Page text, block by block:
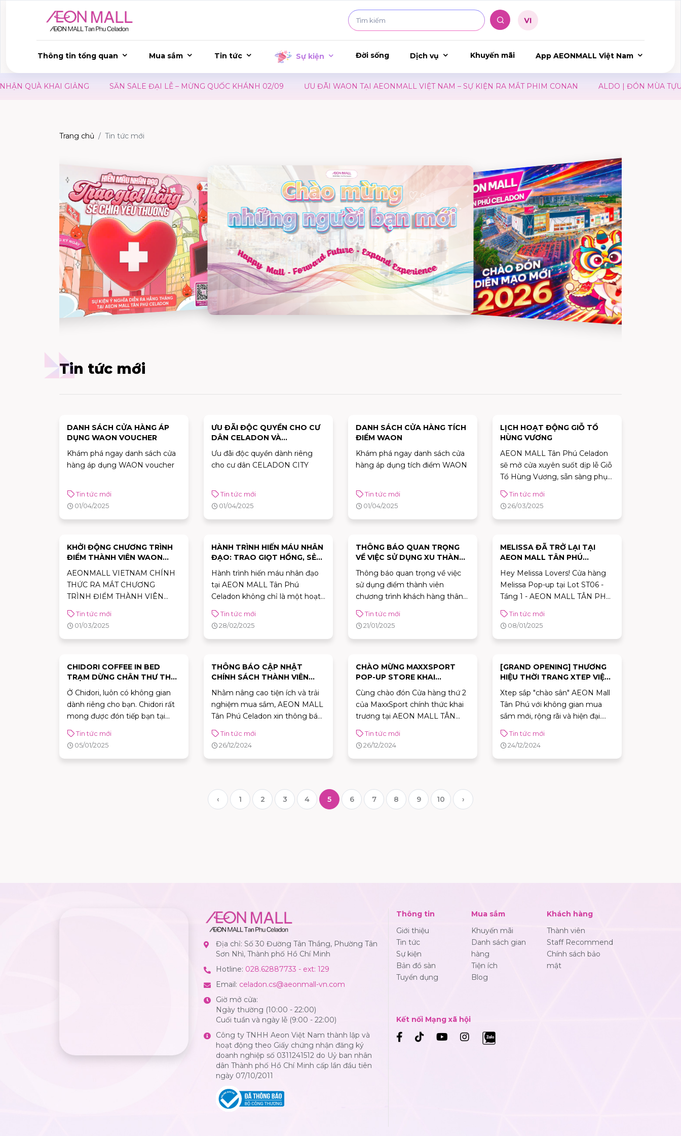
Thông tin tổng quan Mua sắm Tin tức Sự kiện Đời sống Dịch vụ Khuyến mãi App AEONMALL Việt Nam
KHAI GIẢNG SĂN SALE ĐẠI LỄ – MỪNG QUỐC KHÁNH 02/09 ƯU ĐÃI WAON TẠI AEONMALL VIỆT NAM – SỰ KIỆN RA MẮT PHIM CONAN ALDO | ĐÓN MÙA TỰU
Trang chủ Tin tức mới
Tin tức mới
DANH SÁCH CỬA HÀNG ÁP
DỤNG WAON VOUCHER
Khám phá ngay danh sách cửa
hàng áp dụng WAON voucher
Tin tức mới
01/04/2025
ƯU ĐÃI ĐỘC QUYỀN CHO CƯ
DÂN CELADON VÀ
OFFICEHAUS | TỪ 01.04.2025
- 30.06.2025 TẠI AEON MALL
TÂN PHÚ CELADON
Ưu đãi độc quyền dành riêng
cho cư dân CELADON CITY
Tin tức mới
01/04/2025
DANH SÁCH CỬA HÀNG TÍCH
ĐIỂM WAON
Khám phá ngay danh sách cửa
hàng áp dụng tích điểm WAON
Tin tức mới
01/04/2025
LỊCH HOẠT ĐỘNG GIỖ TỔ
HÙNG VƯƠNG
AEON MALL Tân Phú Celadon
sẽ mở cửa xuyên suốt dịp lễ Giỗ
Tổ Hùng Vương, sẵn sàng phục
vụ nhu cầu mua sắm, giải trí và
ăn uống của bạn.
Tin tức mới
26/03/2025
KHỞI ĐỘNG CHƯƠNG TRÌNH
ĐIỂM THÀNH VIÊN WAON
AEONMALL VIETNAM CHÍNH
THỨC RA MẮT CHƯƠNG
TRÌNH ĐIỂM THÀNH VIÊN
WAON
Tin tức mới
01/03/2025
HÀNH TRÌNH HIẾN MÁU NHÂN
ĐẠO: TRAO GIỌT HỒNG, SẺ
CHIA YÊU THƯƠNG
Hành trình hiến máu nhân đạo
tại AEON MALL Tân Phú
Celadon không chỉ là một hoạt
động – đó là một phần nhỏ
trong nỗ lực lớn của cộng đồng
chúng ta để mang lại sự sống
Tin tức mới
28/02/2025
THÔNG BÁO QUAN TRỌNG
VỀ VIỆC SỬ DỤNG XU THÀNH
VIÊN CHƯƠNG TRÌNH KHÁCH
HÀNG THÂN THIẾT
AEONMALL VIETNAM
(AEONMALL VIETNAM
REWARDS)
Thông báo quan trọng về việc
sử dụng điểm thành viên
chương trình khách hàng thân
thiết AEONMALL Vietnam
(AEONMALL Vietnam Rewards)
Tin tức mới
21/01/2025
MELISSA ĐÃ TRỞ LẠI TẠI
AEON MALL TÂN PHÚ
Hey Melissa Lovers! Cửa hàng
Melissa Pop-up tại Lot ST06 -
Tầng 1 - AEON MALL TÂN PHÚ
CELADON chính thức trở lại
ngày 05/01/2025
Tin tức mới
08/01/2025
CHIDORI COFFEE IN BED
TRẠM DỪNG CHÂN THƯ THÁI
GIỮA KHÔNG GIAN NĂNG
ĐỘNG
Ở Chidori, luôn có không gian
dành riêng cho bạn. Chidori rất
mong được đón tiếp bạn tại
tầng 2 - AEON MALL Tân Phú
Celadon vào ngày khai trương
chính thức 15/01/2025!
Tin tức mới
05/01/2025
THÔNG BÁO CẬP NHẬT
CHÍNH SÁCH THÀNH VIÊN
TRÊN ỨNG DỤNG AEONMALL
VIETNAM
Nhằm nâng cao tiện ích và trải
nghiệm mua sắm, AEON MALL
Tân Phú Celadon xin thông báo
về việc điều chỉnh CHÍNH SÁCH
TÍCH XU trên ứng dụng
AEONMALL Vietnam, áp dụng
Tin tức mới
26/12/2024
CHÀO MỪNG MAXXSPORT
POP-UP STORE KHAI
TÂN PHÚ CELADON
Cùng chào đón Cửa hàng thứ 2
của MaxxSport chính thức khai
trương tại AEON MALL TÂN
PHÚ CELADON với hàng loạt
chương trình ưu đãi hấp dẫn
Tin tức mới
26/12/2024
[GRAND OPENING] THƯƠNG
HIỆU THỜI TRANG XTEP VIỆT
Xtep sắp "chào sân" AEON Mall
Tân Phú với không gian mua
sắm mới, rộng rãi và hiện đại.
Tháng 1 này, hãy sẵn sàng khám
phá thế giới giày chạy bộ và thời
trang thể thao đẳng cấp, trải
Tin tức mới
24/12/2024
‹ 1 2 3 4 5 6 7 8 9 10 ›
Địa chỉ: Số 30 Đường Tân Thắng, Phường Tân
Sơn Nhì, Thành phố Hồ Chí Minh
Hotline: 028.62887733 - ext: 129
Email: celadon.cs@aeonmall-vn.com
Giờ mở cửa:
Ngày thường (10:00 - 22:00)
Cuối tuần và ngày lễ (9:00 - 22:00)
Công ty TNHH Aeon Việt Nam thành lập và
hoạt động theo Giấy chứng nhận đăng ký
doanh nghiệp số 0311241512 do Uỷ ban nhân
dân Thành phố Hồ Chí Minh cấp lần đầu tiên
ngày 07/10/2011
Thông tin
Giới thiệu
Tin tức
Sự kiện
Bản đồ sàn
Tuyển dụng
Mua sắm
Khuyến mãi
Danh sách gian
hàng
Tiện ích
Blog
Khách hàng
Thành viên
Staff Recommend
Chính sách bảo
mật
Kết nối Mạng xã hội